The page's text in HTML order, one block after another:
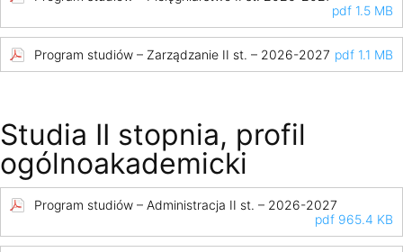
pdf 1.5 MB
Program studiów – Zarządzanie II st. – 2026-2027 pdf 1.1 MB
Studia II stopnia, profil
ogólnoakademicki
Program studiów – Administracja II st. – 2026-2027
pdf 965.4 KB